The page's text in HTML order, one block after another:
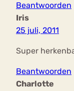
Beantwoorden
Iris
25 juli, 2011
Super
Beantwoorden
Charlotte